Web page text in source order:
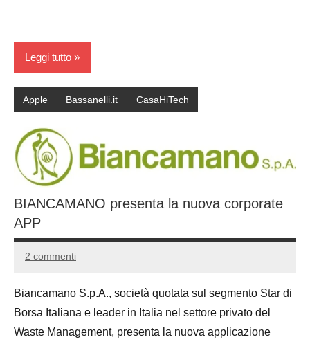
Leggi tutto
Apple Bassanelli.it CasaHiTech
BIANCAMANO presenta la nuova corporate
APP
20
2016
Andrea
2 commenti
Biancamano S.p.A., società quotata sul segmento Star di
Borsa Italiana e leader in Italia nel settore privato del
Waste Management, presenta la nuova applicazione